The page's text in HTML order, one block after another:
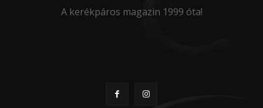
A kerékpáros magazin 1999 óta!